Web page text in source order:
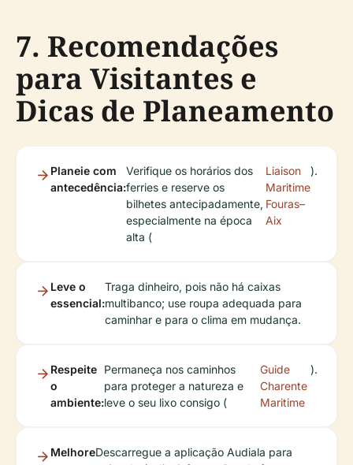
7. Recomendações
para Visitantes e
Dicas de Planeamento
Planeie com
antecedência:
Verifique os horários dos
ferries e reserve os
bilhetes antecipadamente,
especialmente na época
alta (
Liaison
Maritime
Fouras–
Aix
).
Leve o
essencial:
Traga dinheiro, pois não há caixas
multibanco; use roupa adequada para
caminhar e para o clima em mudança.
Respeite
o
ambiente:
Permaneça nos caminhos
para proteger a natureza e
leve o seu lixo consigo (
Guide
Charente
Maritime
).
MelhoreDescarregue a aplicação Audiala para